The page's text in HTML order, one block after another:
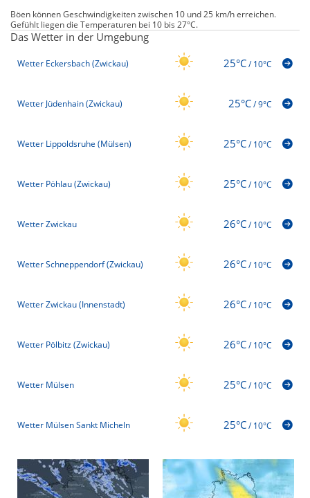
Böen können Geschwindigkeiten zwischen 10 und 25 km/h erreichen.
Gefühlt liegen die Temperaturen bei 10 bis 27°C.
Das Wetter in der Umgebung
Wetter Eckersbach (Zwickau) 25°C/10°C
Wetter Jüdenhain (Zwickau) 25°C/9°C
Wetter Lippoldsruhe (Mülsen) 25°C/10°C
Wetter Pöhlau (Zwickau) 25°C/10°C
Wetter Zwickau 26°C/10°C
Wetter Schneppendorf (Zwickau) 26°C/10°C
Wetter Zwickau (Innenstadt) 26°C/10°C
Wetter Pölbitz (Zwickau) 26°C/10°C
Wetter Mülsen 25°C/10°C
Wetter Mülsen Sankt Micheln 25°C/10°C